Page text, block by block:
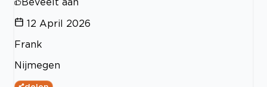
12 April 2026
Frank
Nijmegen